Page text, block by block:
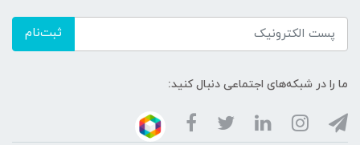
ثبت‌نام
ما را در شبکه‌های اجتماعی دنبال کنید: